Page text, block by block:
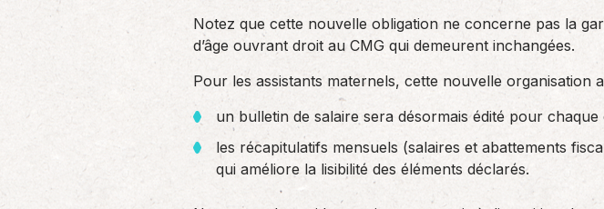
Notez que cette nouvelle obligation ne concerne pas la
d’âge ouvrant droit au CMG qui demeurent inchangées.
Pour les assistants maternels, cette nouvelle organisation
un bulletin de salaire sera désormais édité pour
les récapitulatifs mensuels (salaires et abattements
qui améliore la lisibilité des éléments déclarés.